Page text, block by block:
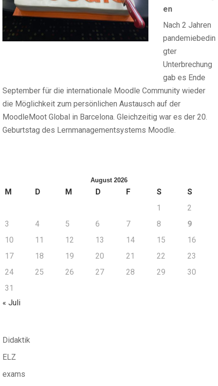
en
Nach 2 Jahren
pandemiebedin
gter
Unterbrechung
gab es Ende
September für die internationale Moodle Community wieder
die Möglichkeit zum persönlichen Austausch auf der
MoodleMoot Global in Barcelona. Gleichzeitig war es der 20.
Geburtstag des Lernmanagementsystems Moodle.
August 2026
M D M D F S
S
1
2
3
4 5 6 7 8
9
10
11 12 13 14 15
16
17
18 19 20 21 22
23
24
25 26 27 28 29
30
31
« Juli
Didaktik
ELZ
exams